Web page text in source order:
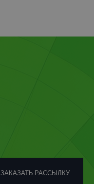
ЗАКАЗАТЬ РАССЫЛКУ